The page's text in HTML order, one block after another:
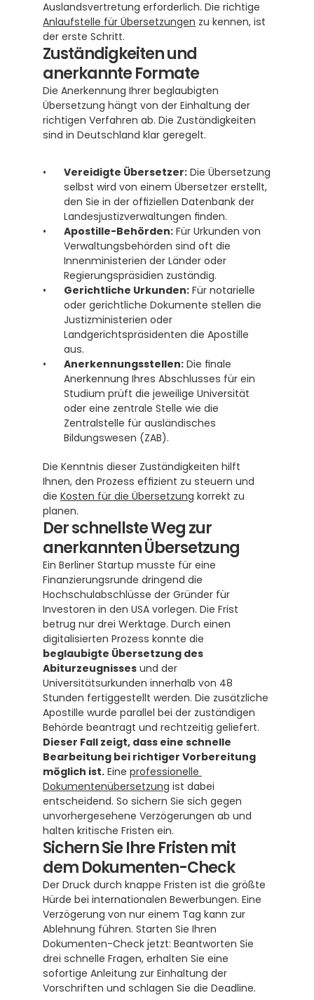
Anlaufstelle für Übersetzungen zu kennen, ist
der erste Schritt.
Zuständigkeiten und
anerkannte Formate
Die Anerkennung Ihrer beglaubigten
Übersetzung hängt von der Einhaltung der
richtigen Verfahren ab. Die Zuständigkeiten
sind in Deutschland klar geregelt.
Vereidigte Übersetzer: Die Übersetzung
selbst wird von einem Übersetzer erstellt,
den Sie in der offiziellen Datenbank der
Landesjustizverwaltungen finden.
Apostille-Behörden: Für Urkunden von
Verwaltungsbehörden sind oft die
Innenministerien der Länder oder
Regierungspräsidien zuständig.
Gerichtliche Urkunden: Für notarielle
oder gerichtliche Dokumente stellen die
Justizministerien oder
Landgerichtspräsidenten die Apostille
aus.
Anerkennungsstellen: Die finale
Anerkennung Ihres Abschlusses für ein
Studium prüft die jeweilige Universität
oder eine zentrale Stelle wie die
Zentralstelle für ausländisches
Bildungswesen (ZAB).
Die Kenntnis dieser Zuständigkeiten hilft
Ihnen, den Prozess effizient zu steuern und
die Kosten für die Übersetzung korrekt zu
planen.
Der schnellste Weg zur
anerkannten Übersetzung
Ein Berliner Startup musste für eine
Finanzierungsrunde dringend die
Hochschulabschlüsse der Gründer für
Investoren in den USA vorlegen. Die Frist
betrug nur drei Werktage. Durch einen
beglaubigte Übersetzung des
Abiturzeugnisses und der
Universitätsurkunden innerhalb von 48
Stunden fertiggestellt werden. Die zusätzliche
Apostille wurde parallel bei der zuständigen
Dieser Fall zeigt, dass eine schnelle
Bearbeitung bei richtiger Vorbereitung
möglich ist. Eine professionelle
Dokumentenübersetzung ist dabei
entscheidend. So sichern Sie sich gegen
unvorhergesehene Verzögerungen ab und
halten kritische Fristen ein.
Sichern Sie Ihre Fristen mit
dem Dokumenten-Check
Der Druck durch knappe Fristen ist die größte
Hürde bei internationalen Bewerbungen. Eine
Verzögerung von nur einem Tag kann zur
Ablehnung führen. Starten Sie Ihren
Dokumenten-Check jetzt: Beantworten Sie
drei schnelle Fragen, erhalten Sie eine
sofortige Anleitung zur Einhaltung der
Vorschriften und schlagen Sie die Deadline.